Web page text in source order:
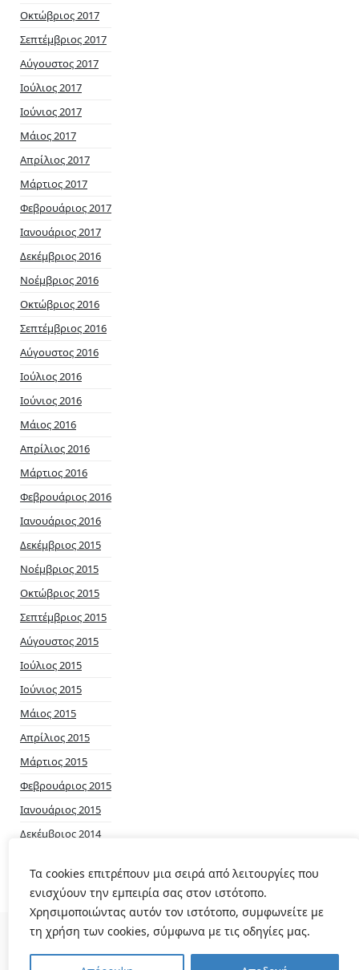
Τα cookies επιτρέπουν μια σειρά από λειτουργίες που
ενισχύουν την εμπειρία σας στον ιστότοπο.
Χρησιμοποιώντας αυτόν τον ιστότοπο, συμφωνείτε με
τη χρήση των cookies, σύμφωνα με τις οδηγίες μας.
Οκτώβριος 2017
Σεπτέμβριος 2017
Αύγουστος 2017
Ιούλιος 2017
Ιούνιος 2017
Μάιος 2017
Απρίλιος 2017
Μάρτιος 2017
Φεβρουάριος 2017
Ιανουάριος 2017
Δεκέμβριος 2016
Νοέμβριος 2016
Οκτώβριος 2016
Σεπτέμβριος 2016
Αύγουστος 2016
Ιούλιος 2016
Ιούνιος 2016
Μάιος 2016
Απρίλιος 2016
Μάρτιος 2016
Φεβρουάριος 2016
Ιανουάριος 2016
Δεκέμβριος 2015
Νοέμβριος 2015
Οκτώβριος 2015
Σεπτέμβριος 2015
Αύγουστος 2015
Ιούλιος 2015
Ιούνιος 2015
Μάιος 2015
Απρίλιος 2015
Μάρτιος 2015
Φεβρουάριος 2015
Ιανουάριος 2015
Δεκέμβριος 2014
© 2026Δημοτικό Ραδιόφωνο Πολυγύρου |Theme
Magic Elementor Lite bywpthemespace.com